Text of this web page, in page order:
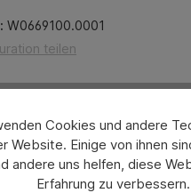
W0669100.0001
teilen
Nylonmaterial.
gegen Verrutschen im
Set nach DIN13164…
Cookies und andere
Website. Einige von ihnen
andere uns helfen, diese
Erfahrung zu verbessern.